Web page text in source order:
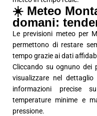
☀️ Meteo
domani:
Le previsioni meteo per
permettono di restare
tempo grazie ai dati
Cliccando su ognuno dei
visualizzare nel
informazioni precise
temperature minime e
pressione.